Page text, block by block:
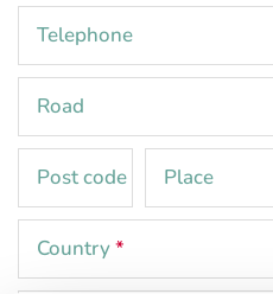
Telephone
Road
Post code Place
Country*